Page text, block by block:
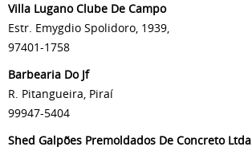
Villa Lugano Clube De Campo
Estr. Emygdio Spolidoro, 1939,
97401-1758
Barbearia Do Jf
R. Pitangueira, Piraí
99947-5404
Shed Galpões Premoldados De Concreto Ltda